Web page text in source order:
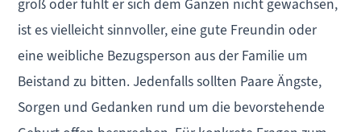
groß oder fühlt er sich dem Ganzen nicht gewachsen,
ist es vielleicht sinnvoller, eine gute Freundin oder
eine weibliche Bezugsperson aus der Familie um
Beistand zu bitten. Jedenfalls sollten Paare Ängste,
Sorgen und Gedanken rund um die bevorstehende